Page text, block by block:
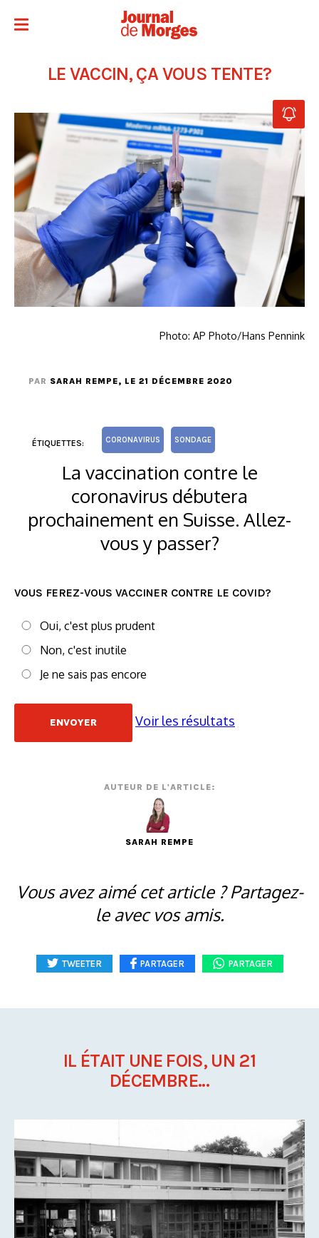
LE VACCIN, ÇA VOUS TENTE?
Photo: AP Photo/Hans Pennink
PAR SARAH REMPE, LE 21 DÉCEMBRE 2020
ÉTIQUETTES: CORONAVIRUS SONDAGE
La vaccination contre le
coronavirus débutera
prochainement en Suisse. Allez-
vous y passer?
VOUS FEREZ-VOUS VACCINER CONTRE LE COVID?
Oui, c'est plus prudent
Non, c'est inutile
Je ne sais pas encore
Voir les résultats
AUTEUR DE L'ARTICLE:
SARAH REMPE
Vous avez aimé cet article ? Partagez-
le avec vos amis.
TWEETER PARTAGER PARTAGER
IL ÉTAIT UNE FOIS, UN 21
DÉCEMBRE...